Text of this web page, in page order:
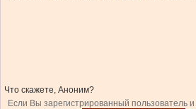
Что скажете, Аноним?
Если Вы зарегистрированный пользователь